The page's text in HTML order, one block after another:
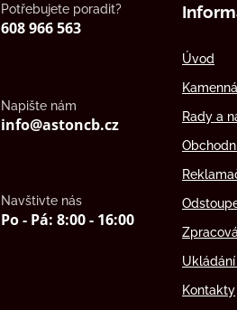
Potřebujete poradit?
608 966 563
Napište nám
info@astoncb.cz
Navštivte nás
Po - Pá: 8:00 - 16:00
Úvod
Rady a
Kontakty